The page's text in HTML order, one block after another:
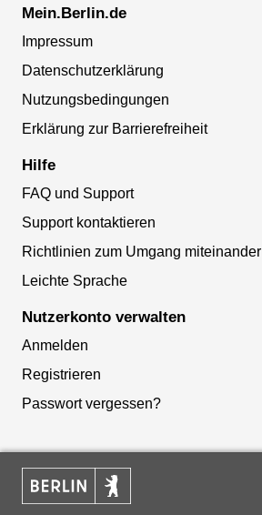
Mein.Berlin.de
Impressum
Datenschutzerklärung
Nutzungsbedingungen
Erklärung zur Barrierefreiheit
Hilfe
FAQ und Support
Support kontaktieren
Richtlinien zum Umgang miteinander
Leichte Sprache
Nutzerkonto verwalten
Anmelden
Registrieren
Passwort vergessen?